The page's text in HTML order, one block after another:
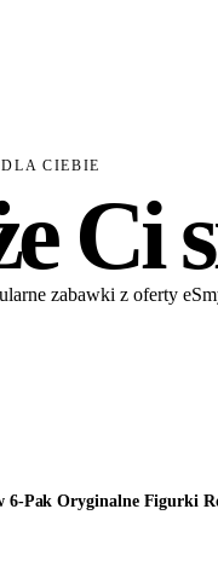
CIEBIE
Ci
zabawki z oferty
6-Pak Oryginalne Figurki